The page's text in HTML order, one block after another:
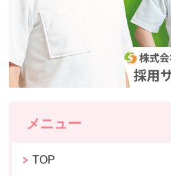
メニュー
TOP